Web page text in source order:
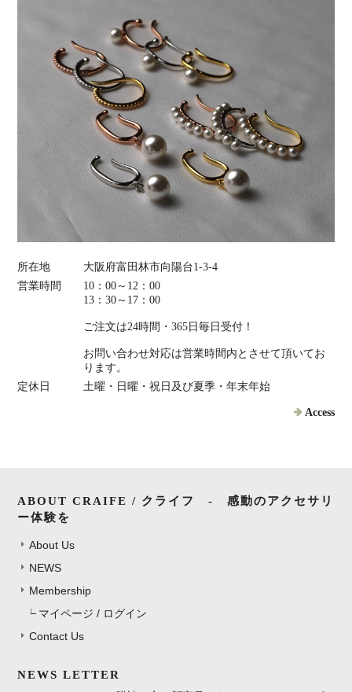
所在地
大阪府富田林市向陽台1-3-4
営業時間
10：00～12：00
13：30～17：00
ご注文は24時間・365日毎日受付！
お問い合わせ対応は営業時間内とさせて頂いてお
ります。
定休日
土曜・日曜・祝日及び夏季・年末年始
Access
ABOUT CRAIFE / クライフ - 感動のアクセサリ
ー体験を
About Us
NEWS
Membership
マイページ / ログイン
Contact Us
NEWS LETTER